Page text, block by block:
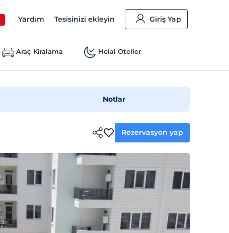
Yardım Tesisinizi ekleyin Giriş Yap
Araç Kiralama Helal Oteller
Notlar
Rezervasyon yap